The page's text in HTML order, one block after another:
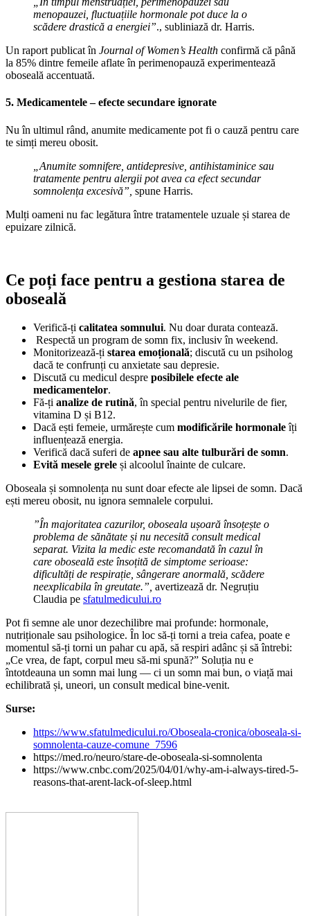
menopauzei, fluctuațiile hormonale pot duce la o
scădere drastică a energiei”., subliniază dr. Harris.
Un raport publicat în Journal of Women’s Health confirmă că până
la 85% dintre femeile aflate în perimenopauză experimentează
oboseală accentuată.
5. Medicamentele – efecte secundare ignorate
Nu în ultimul rând, anumite medicamente pot fi o cauză pentru care
te simți mereu obosit.
„Anumite somnifere, antidepresive, antihistaminice sau
tratamente pentru alergii pot avea ca efect secundar
somnolența excesivă”, spune Harris.
Mulți oameni nu fac legătura între tratamentele uzuale și starea de
epuizare zilnică.
Ce poți face pentru a gestiona starea de
oboseală
Verifică-ți calitatea somnului. Nu doar durata contează.
Respectă un program de somn fix, inclusiv în weekend.
Monitorizează-ți starea emoțională; discută cu un psiholog
dacă te confrunți cu anxietate sau depresie.
Discută cu medicul despre posibilele efecte ale
medicamentelor.
Fă-ți analize de rutină, în special pentru nivelurile de fier,
vitamina D și B12.
Dacă ești femeie, urmărește cum modificările hormonaleîți
influențează energia.
Verifică dacă suferi de apnee sau alte tulburări de somn.
Evită mesele grele și alcoolul înainte de culcare.
Oboseala și somnolența nu sunt doar efecte ale lipsei de somn. Dacă
ești mereu obosit, nu ignora semnalele corpului.
”În majoritatea cazurilor, oboseala ușoară însoțește o
problema de sănătate și nu necesită consult medical
separat. Vizita la medic este recomandată în cazul în
care oboseală este însoțită de simptome serioase:
dificultăți de respirație, sângerare anormală, scădere
neexplicabila în greutate.”, avertizează dr. Negruțiu
Claudia pe sfatulmedicului.ro
Pot fi semne ale unor dezechilibre mai profunde: hormonale,
nutriționale sau psihologice. În loc să-ți torni a treia cafea, poate e
momentul să-ți torni un pahar cu apă, să respiri adânc și să întrebi:
„Ce vrea, de fapt, corpul meu să-mi spună?” Soluția nu e
întotdeauna un somn mai lung — ci un somn mai bun, o viață mai
echilibrată și, uneori, un consult medical bine-venit.
Surse:
https://www.sfatulmedicului.ro/Oboseala-cronica/oboseala-si-
somnolenta-cauze-comune_7596
https://med.ro/neuro/stare-de-oboseala-si-somnolenta
https://www.cnbc.com/2025/04/01/why-am-i-always-tired-5-
reasons-that-arent-lack-of-sleep.html